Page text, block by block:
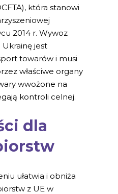
która stanowi
2014 r. Wywoz
jest
towarów i musi
właściwe organy
wwożone na
kontroli celnej.
dla
ułatwia i obniża
z UE w